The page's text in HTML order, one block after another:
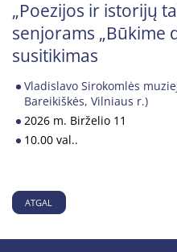
„Poezijos ir istorijų
senjorams „Būkime
susitikimas
Vladislavo Sirokomlės
Bareikiškės, Vilniaus r.)
2026 m. Birželio 11
10.00 val..
ATGAL